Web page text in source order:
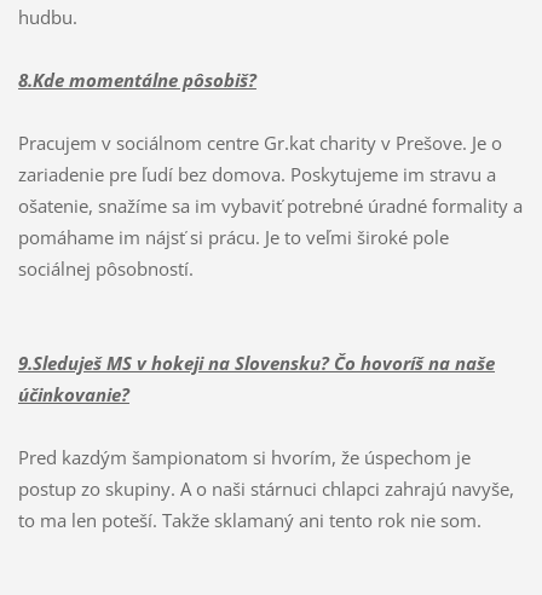
hudbu.
8.Kde momentálne pôsobiš?
Pracujem v sociálnom centre Gr.kat charity v Prešove. Je o
zariadenie pre ľudí bez domova. Poskytujeme im stravu a
ošatenie, snažíme sa im vybaviť potrebné úradné formality a
pomáhame im nájsť si prácu. Je to veľmi široké pole
sociálnej pôsobností.
9.Sleduješ MS v hokeji na Slovensku? Čo hovoríš na naše
účinkovanie?
Pred kazdým šampionatom si hvorím, že úspechom je
postup zo skupiny. A o naši stárnuci chlapci zahrajú navyše,
to ma len poteší. Takže sklamaný ani tento rok nie som.